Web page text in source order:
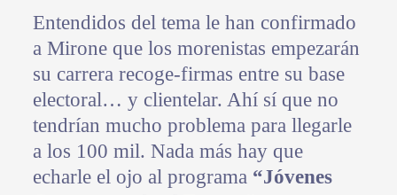
Entendidos del tema le han confirmado
a Mirone que los morenistas empezarán
su carrera recoge-firmas entre su base
electoral… y clientelar. Ahí sí que no
tendrían mucho problema para llegarle
a los 100 mil. Nada más hay que
echarle el ojo al programa “Jóvenes